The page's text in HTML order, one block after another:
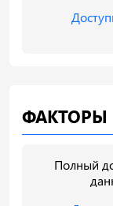
ФАКТОРЫ
Полный